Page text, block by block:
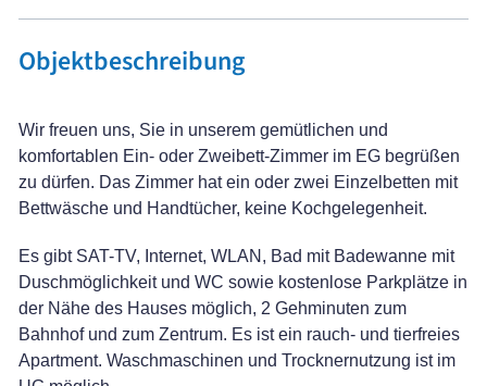
Objektbeschreibung
Wir freuen uns, Sie in unserem gemütlichen und
komfortablen Ein- oder Zweibett-Zimmer im EG begrüßen
zu dürfen. Das Zimmer hat ein oder zwei Einzelbetten mit
Bettwäsche und Handtücher, keine Kochgelegenheit.
Es gibt SAT-TV, Internet, WLAN, Bad mit Badewanne mit
Duschmöglichkeit und WC sowie kostenlose Parkplätze in
der Nähe des Hauses möglich, 2 Gehminuten zum
Bahnhof und zum Zentrum. Es ist ein rauch- und tierfreies
Apartment. Waschmaschinen und Trocknernutzung ist im